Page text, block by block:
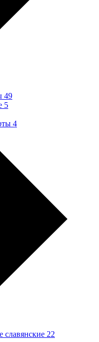
49
5
4
славянские 22